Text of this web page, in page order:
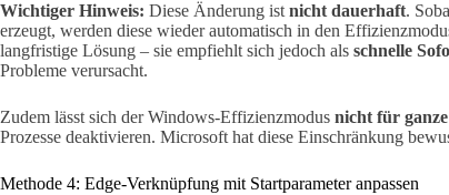
Wichtiger Hinweis: Diese Änderung ist nicht dauerhaft.
erzeugt, werden diese wieder automatisch in den
langfristige Lösung – sie empfiehlt sich jedoch als schnelle
Probleme verursacht.
Zudem lässt sich der Windows-Effizienzmodus nicht für
Prozesse deaktivieren. Microsoft hat diese Einschränkung
Methode 4: Edge-Verknüpfung mit Startparameter anpassen